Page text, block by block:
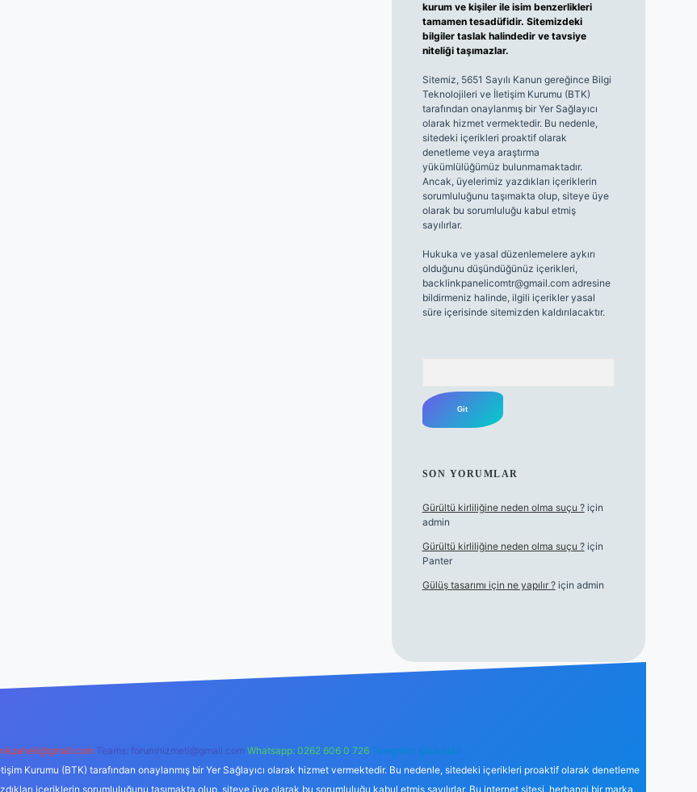
kurum ve kişiler ile isim benzerlikleri
tamamen tesadüfidir. Sitemizdeki
bilgiler taslak halindedir ve tavsiye
niteliği taşımazlar.
Sitemiz, 5651 Sayılı Kanun gereğince Bilgi
Teknolojileri ve İletişim Kurumu (BTK)
tarafından onaylanmış bir Yer Sağlayıcı
olarak hizmet vermektedir. Bu nedenle,
sitedeki içerikleri proaktif olarak
denetleme veya araştırma
yükümlülüğümüz bulunmamaktadır.
Ancak, üyelerimiz yazdıkları içeriklerin
sorumluluğunu taşımakta olup, siteye üye
olarak bu sorumluluğu kabul etmiş
sayılırlar.
Hukuka ve yasal düzenlemelere aykırı
olduğunu düşündüğünüz içerikleri,
backlinkpanelicomtr@gmail.comadresine
bildirmeniz halinde, ilgili içerikler yasal
süre içerisinde sitemizden kaldırılacaktır.
SON YORUMLAR
Gürültü kirliliğine neden olma suçu ?için
admin
Gürültü kirliliğine neden olma suçu ?için
Panter
Gülüş tasarımı için ne yapılır ?için admin
Teams: forumhizmeti@gmail.com Whatsapp: 0262 606 0 726 Telegram: @karabul
Kurumu (BTK) tarafından onaylanmış bir Yer Sağlayıcı olarak hizmet vermektedir. Bu nedenle, sitedeki içerikleri proaktif olarak denetleme
içeriklerin sorumluluğunu taşımakta olup, siteye üye olarak bu sorumluluğu kabul etmiş sayılırlar. Bu internet sitesi, herhangi bir marka,